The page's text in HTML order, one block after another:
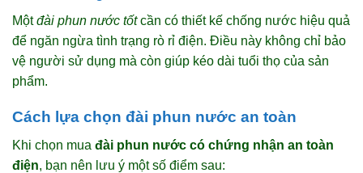
Mộtđài phun nước tốtcần có thiết kế chống nước hiệu quả
để ngăn ngừa tình trạng rò rỉ điện. Điều này không chỉ bảo
vệ người sử dụng mà còn giúp kéo dài tuổi thọ của sản
phẩm.
Cách lựa chọn đài phun nước an toàn
Khi chọn mua đài phun nước có chứng nhận an toàn
điện, bạn nên lưu ý một số điểm sau: